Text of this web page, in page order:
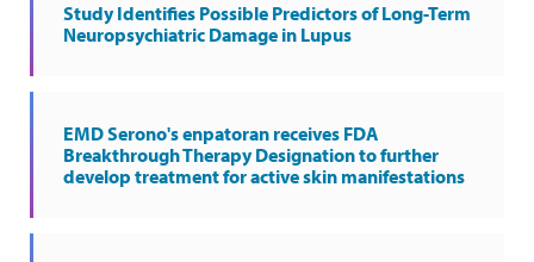
Study Identifies Possible Predictors of Long-Term
Neuropsychiatric Damage in Lupus
EMD Serono's enpatoran receives FDA
Breakthrough Therapy Designation to further
develop treatment for active skin manifestations